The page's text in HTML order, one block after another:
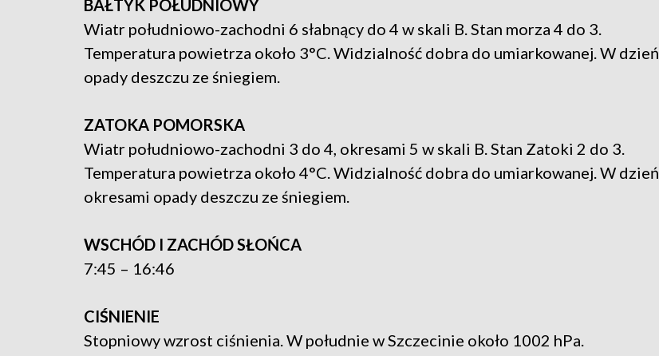
BAŁTYK POŁUDNIOWY
Wiatr południowo-zachodni 6 słabnący do 4 w skali B. Stan morza 4 do 3.
Temperatura powietrza około 3°C. Widzialność dobra do umiarkowanej. W dzień
opady deszczu ze śniegiem.
ZATOKA POMORSKA
Wiatr południowo-zachodni 3 do 4, okresami 5 w skali B. Stan Zatoki 2 do 3.
Temperatura powietrza około 4°C. Widzialność dobra do umiarkowanej. W dzień
okresami opady deszczu ze śniegiem.
WSCHÓD I ZACHÓD SŁOŃCA
7:45 – 16:46
CIŚNIENIE
Stopniowy wzrost ciśnienia. W południe w Szczecinie około 1002 hPa.